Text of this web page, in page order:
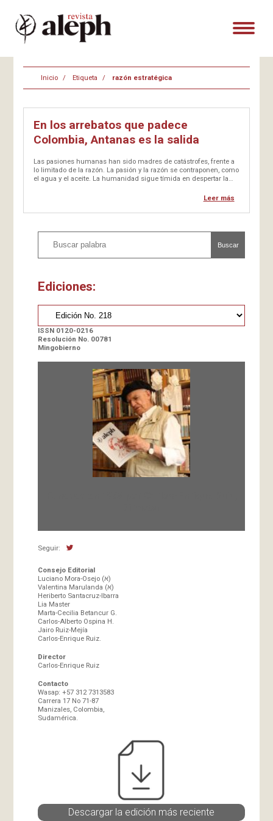
Inicio Etiqueta razón estratégica
En los arrebatos que padece
Colombia, Antanas es la salida
Las pasiones humanas han sido madres de catástrofes, frente a
lo limitado de la razón. La pasión y la razón se contraponen, como
el agua y el aceite. La humanidad sigue tímida en despertar la
Leer más
Buscar
Ediciones:
ISSN 0120-0216
Resolución No. 00781
Mingobierno
Seguir:
Consejo Editorial
Luciano Mora-Osejo (א)
Valentina Marulanda (א)
Heriberto Santacruz-Ibarra
Lia Master
Marta-Cecilia Betancur G.
Carlos-Alberto Ospina H.
Jairo Ruiz-Mejía
Carlos-Enrique Ruiz.
Director
Carlos-Enrique Ruiz
Contacto
Wasap: +57 312 7313583
Carrera 17 No 71-87
Manizales, Colombia,
Sudamérica.
Descargar la edición más reciente